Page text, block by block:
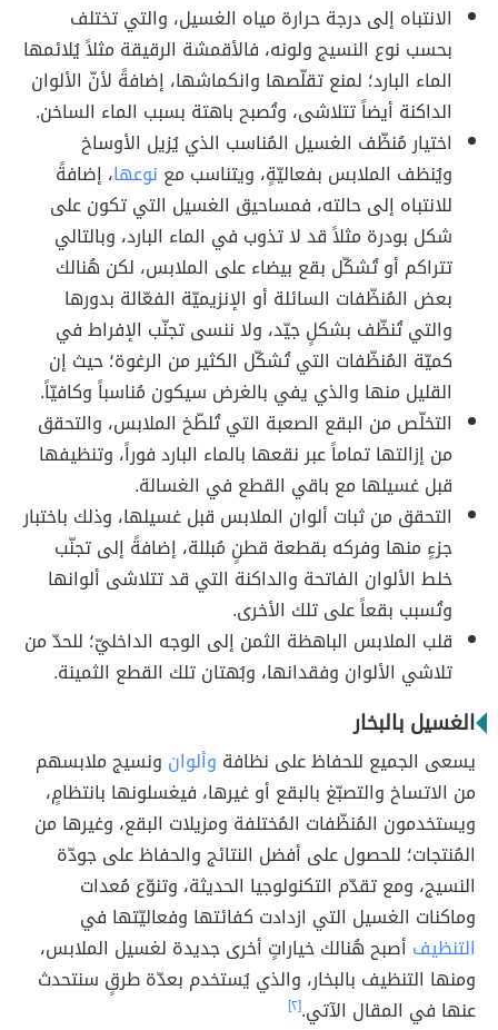
الانتباه إلى درجة حرارة مياه الغسيل، والتي تختلف
بحسب نوع النسيج ولونه، فالأقمشة الرقيقة مثلاً يُلائمها
الماء البارد؛ لمنع تقلّصها وانكماشها، إضافةً لأنّ الألوان
الداكنة أيضاً تتلاشى، وتُصبح باهتة بسبب الماء الساخن.
اختيار مُنظّف الغسيل المُناسب الذي يُزيل الأوساخ
ويُنظف الملابس بفعاليّةٍ، ويتناسب مع نوعها، إضافةً
للانتباه إلى حالته، فمساحيق الغسيل التي تكون على
شكل بودرة مثلاً قد لا تذوب في الماء البارد، وبالتالي
تتراكم أو تُشكّل بقع بيضاء على الملابس، لكن هُنالك
بعض المُنظّفات السائلة أو الإنزيميّة الفعّالة بدورها
والتي تُنظّف بشكلٍ جيّد، ولا ننسى تجنّب الإفراط في
كميّة المُنظّفات التي تُشكّل الكثير من الرغوة؛ حيث إن
القليل منها والذي يفي بالغرض سيكون مُناسباً وكافيّاً.
التخلّص من البقع الصعبة التي تُلطّخ الملابس، والتحقق
من إزالتها تماماً عبر نقعها بالماء البارد فوراً، وتنظيفها
قبل غسيلها مع باقي القطع في الغسالة.
التحقق من ثبات ألوان الملابس قبل غسيلها، وذلك باختبار
جزءٍ منها وفركه بقطعة قطنٍ مُبللة، إضافةً إلى تجنّب
خلط الألوان الفاتحة والداكنة التي قد تتلاشى ألوانها
وتُسبب بقعاً على تلك الأخرى.
قلب الملابس الباهظة الثمن إلى الوجه الداخليّ؛ للحدّ من
تلاشي الألوان وفقدانها، وبُهتان تلك القطع الثمينة.
الغسيل بالبخار
يسعى الجميع للحفاظ على نظافة وألوان ونسيج ملابسهم
من الاتساخ والتصبّغ بالبقع أو غيرها، فيغسلونها بانتظامٍ،
ويستخدمون المُنظّفات المُختلفة ومزيلات البقع، وغيرها من
المُنتجات؛ للحصول على أفضل النتائج والحفاظ على جودّة
النسيج، ومع تقدّم التكنولوجيا الحديثة، وتنوّع مُعدات
وماكنات الغسيل التي ازدادت كفائتها وفعاليّتها في
التنظيف أصبح هُنالك خياراتٍ أخرى جديدة لغسيل الملابس،
ومنها التنظيف بالبخار، والذي يُستخدم بعدّة طرقٍ سنتحدث
عنها في المقال الآتي.[٢]